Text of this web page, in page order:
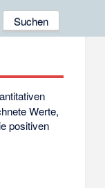
Werte,
positiven